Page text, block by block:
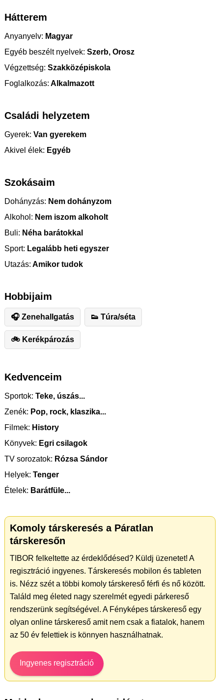
Hátterem
Anyanyelv: Magyar
Egyéb beszélt nyelvek: Szerb, Orosz
Végzettség: Szakközépiskola
Foglalkozás: Alkalmazott
Családi helyzetem
Gyerek: Van gyerekem
Akivel élek: Egyéb
Szokásaim
Dohányzás: Nem dohányzom
Alkohol: Nem iszom alkoholt
Buli: Néha barátokkal
Sport: Legalább heti egyszer
Utazás: Amikor tudok
Hobbijaim
🎧 Zenehallgatás 👟 Túra/séta
🚲 Kerékpározás
Kedvenceim
Sportok: Teke, úszás...
Zenék: Pop, rock, klaszika...
Filmek: History
Könyvek: Egri csilagok
TV sorozatok: Rózsa Sándor
Helyek: Tenger
Ételek: Barátfüle...
Komoly társkeresés a Páratlan
társkeresőn
TIBOR felkeltette az érdeklődésed? Küldj üzenetet! A
regisztráció ingyenes. Társkeresés mobilon és tableten
is. Nézz szét a többi komoly társkereső férfi és nő között.
Találd meg életed nagy szerelmét egyedi párkereső
rendszerünk segítségével. A Fényképes társkereső egy
olyan online társkereső amit nem csak a fiatalok, hanem
az 50 év felettiek is könnyen használhatnak.
Ingyenes regisztráció